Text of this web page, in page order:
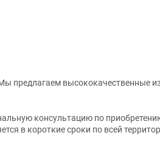
предлагаем высококачественные
консультацию по
в короткие сроки по всей